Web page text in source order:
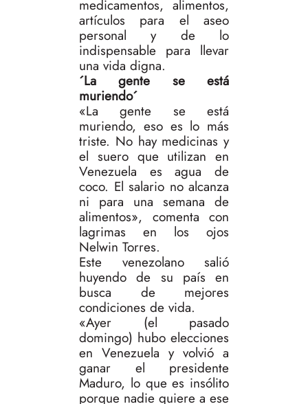
medicamentos, alimentos,
artículos para el aseo
personal y de lo
indispensable para llevar
una vida digna.
´La gente se está
muriendo´
«La gente se está
muriendo, eso es lo más
triste. No hay medicinas y
el suero que utilizan en
Venezuela es agua de
coco. El salario no alcanza
ni para una semana de
alimentos», comenta con
lagrimas en los ojos
Nelwin Torres.
Este venezolano salió
huyendo de su país en
busca de mejores
condiciones de vida.
«Ayer (el pasado
domingo) hubo elecciones
en Venezuela y volvió a
ganar el presidente
Maduro, lo que es insólito
porque nadie quiere a ese